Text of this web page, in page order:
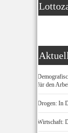
für den
Drogen: In
Wirtschaft: